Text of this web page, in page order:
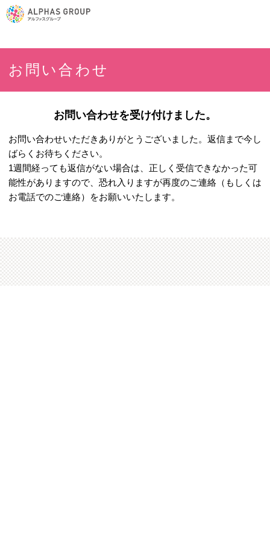
お問い合わせ
お問い合わせを受け付けました。
お問い合わせいただきありがとうございました。返信まで今し
ばらくお待ちください。
1週間経っても返信がない場合は、正しく受信できなかった可
能性がありますので、恐れ入りますが再度のご連絡（もしくは
お電話でのご連絡）をお願いいたします。